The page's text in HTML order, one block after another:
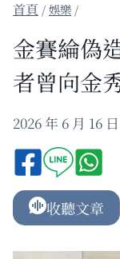
/娛樂 /
金賽綸偽
者曾向金
2026 年 6 月 16 日
收聽文章